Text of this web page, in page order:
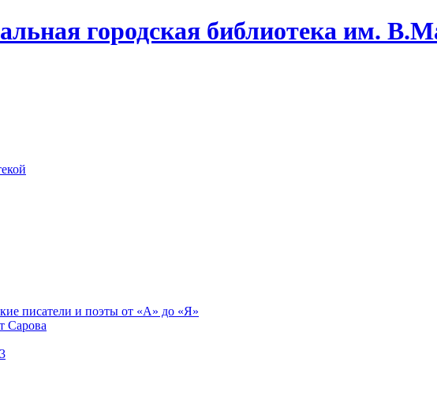
городская библиотека им.
писатели и поэты от «А» до «Я»
Сарова